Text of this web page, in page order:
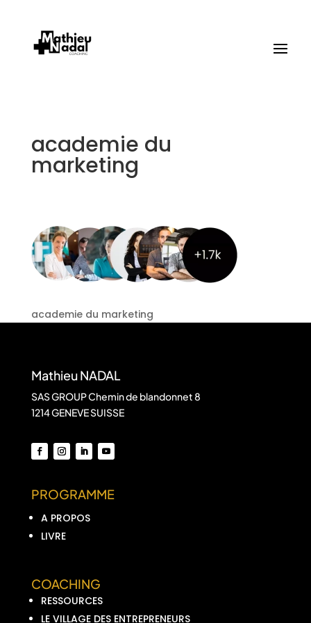
academie du
marketing
academie du marketing
Mathieu NADAL
SAS GROUP Chemin de blandonnet 8
1214 GENEVE SUISSE
PROGRAMME
A PROPOS
LIVRE
COACHING
RESSOURCES
LE VILLAGE DES ENTREPRENEURS